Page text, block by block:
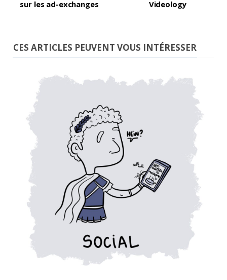
sur les ad-exchanges Videology
CES ARTICLES PEUVENT VOUS INTÉRESSER